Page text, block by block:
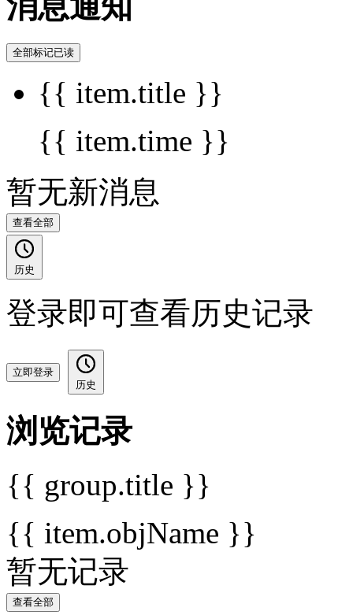
全部标记已读
{{ item.title }}
{{ item.time }}
暂无新消息
查看全部
历史
登录即可查看历史记录
立即登录
历史
浏览记录
{{ group.title }}
{{ item.objName }}
暂无记录
查看全部